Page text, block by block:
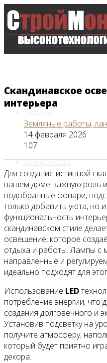
Главная
Все новости
Видео
Скандинавское
интерьера
Земляные работы,
14 февраля 2026
107
Для создания истинной
вашем доме важную роль
подобранные фонари,
только добавить уюта, но
функциональность
скандинавском стиле
освещение, которое
отдыха и работы. Лампы с
направленные и
идеально подходят для
Использование LED
потребление энергии, что
создания долговечного и
Установив подсветку на
получите атмосферу,
который будет приятно
декора.